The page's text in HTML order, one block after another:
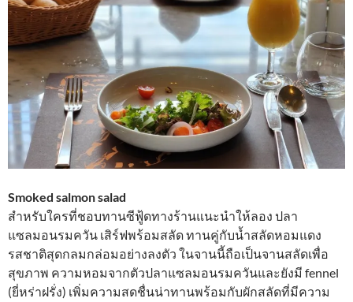
Smoked salmon salad
สำหรับใครที่ชอบทานซีฟู้ดทางร้านแนะนำให้ลอง ปลา
แซลมอนรมควัน เสิร์ฟพร้อมสลัด ทานคู่กับน้ำสลัดหอมแดง
รสชาติสุดกลมกล่อมอย่างลงตัว ในจานนี้ถือเป็นจานสลัดเพื่อ
สุขภาพ ความหอมจากตัวปลาแซลมอนรมควันและยังมี fennel
(ยี่หร่าฝรั่ง) เพิ่มความสดชื่นน่าทานพร้อมกับผักสลัดที่มีความ